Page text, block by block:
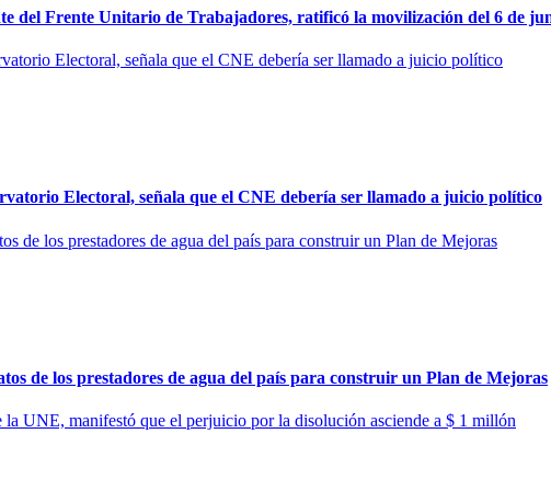
del Frente Unitario de Trabajadores, ratificó la movilización del 6 de
Electoral, señala que el CNE debería ser llamado a juicio político
de los prestadores de agua del país para construir un Plan de Mejoras